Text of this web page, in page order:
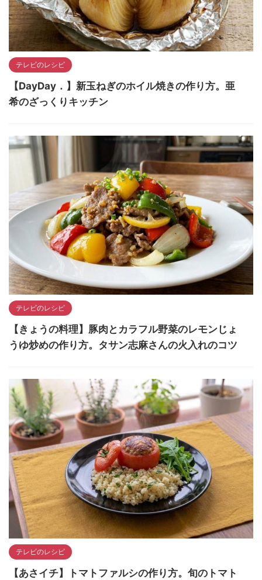
テレビのレシピ
【DayDay．】新玉ねぎのホイル焼きの作り方。亜
希のざっくりキッチン
テレビのレシピ
【きょうの料理】豚肉とカラフル野菜のレモンじょ
うゆ炒めの作り方。タサン志麻さんの火入れのコツ
テレビのレシピ
【あさイチ】トマトファルシの作り方。旬のトマト